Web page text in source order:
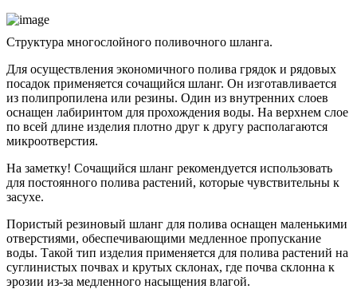
Структура многослойного поливочного шланга.
Для осуществления экономичного полива грядок и рядовых
посадок применяется сочащийся шланг. Он изготавливается
из полипропилена или резины. Один из внутренних слоев
оснащен лабиринтом для прохождения воды. На верхнем слое
по всей длине изделия плотно друг к другу располагаются
микроотверстия.
На заметку! Сочащийся шланг рекомендуется использовать
для постоянного полива растений, которые чувствительны к
засухе.
Пористый резиновый шланг для полива оснащен маленькими
отверстиями, обеспечивающими медленное пропускание
воды. Такой тип изделия применяется для полива растений на
суглинистых почвах и крутых склонах, где почва склонна к
эрозии из-за медленного насыщения влагой.